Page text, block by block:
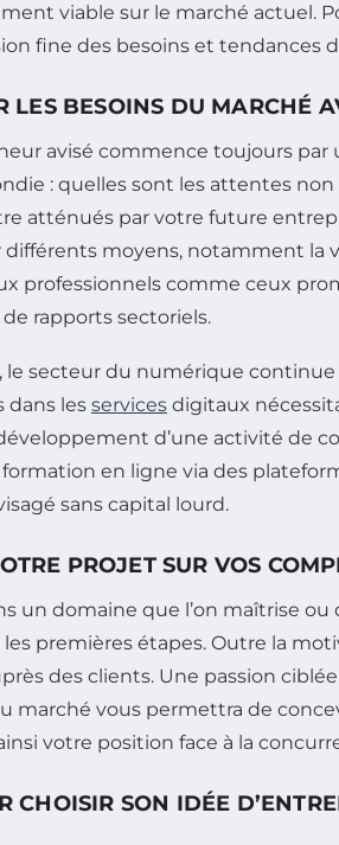
viable sur le marché actuel.
fine des besoins et tendances
LES BESOINS DU MARCHÉ
avisé commence toujours
: quelles sont les attentes
atténués par votre future
moyens, notamment la
professionnels comme ceux
rapports sectoriels.
le secteur du numérique
les services digitaux
d’une activité de
en ligne via des
sans capital lourd.
PROJET SUR VOS
un domaine que l’on maîtrise
premières étapes. Outre la
des clients. Une passion
marché vous permettra de
votre position face à la
CHOISIR SON IDÉE